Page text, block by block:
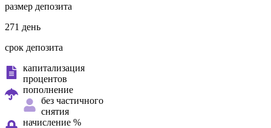
размер депозита
271 день
срок депозита
капитализация
процентов
пополнение
без частичного
снятия
начисление %